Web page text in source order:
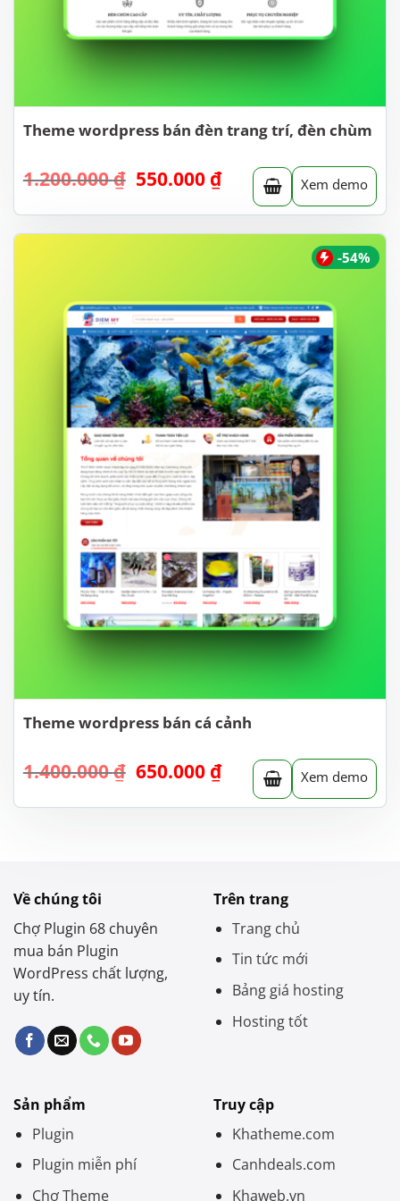
Theme wordpress bán đèn trang trí, đèn chùm
1.200.000₫ Giá
là:
1.200.000 ₫.
550.000 ₫Giá
hiện
tại
là:
Xem demo
-54%
Theme wordpress bán cá cảnh
1.400.000₫ Giá
là:
650.000 ₫Giá
hiện
tại
Xem demo
Về chúng tôi
Chợ Plugin 68 chuyên
mua bán Plugin
WordPress chất lượng,
uy tín.
Trên trang
Trang chủ
Tin tức mới
Bảng giá hosting
Hosting tốt
Sản phẩm
Plugin
Plugin miễn phí
Chợ Theme
Truy cập
Khatheme.com
Canhdeals.com
Khaweb.vn